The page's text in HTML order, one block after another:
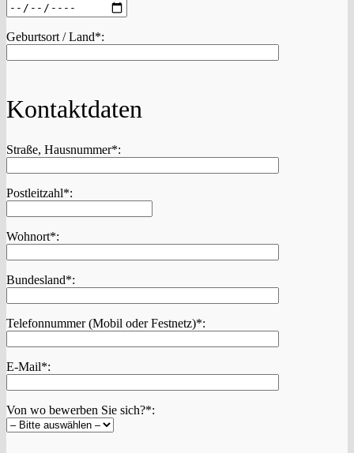
Geburtsort / Land*:
Kontaktdaten
Straße, Hausnummer*:
Postleitzahl*:
Wohnort*:
Bundesland*:
Telefonnummer (Mobil oder Festnetz)*:
E-Mail*:
Von wo bewerben Sie sich?*: